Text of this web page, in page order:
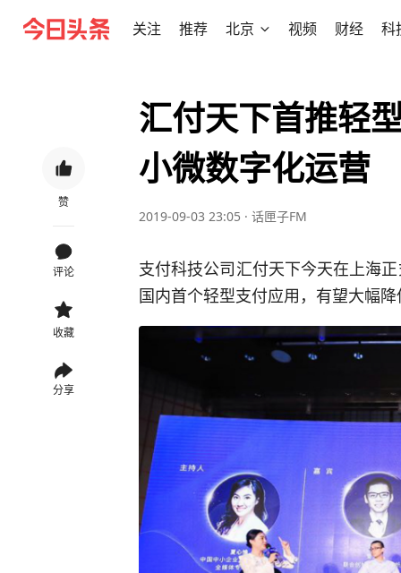
关注 推荐 北京 视频 财经 科
赞
评论
收藏
分享
汇付天下首推轻
小微数字化运营
2019-09-03 23:05 · 话匣子FM
支付科技公司汇付天下今天在上海
国内首个轻型支付应用，有望大幅